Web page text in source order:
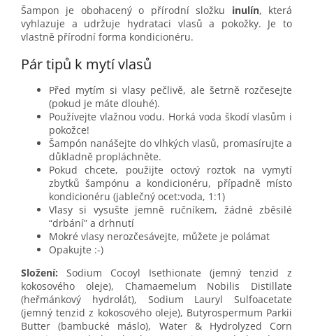
Šampon je obohacený o přírodní složku inulín, která
vyhlazuje a udržuje hydrataci vlasů a pokožky. Je to
vlastně přírodní forma kondicionéru.
Pár tipů k mytí vlasů
Před mytím si vlasy pečlivě, ale šetrně rozčesejte
(pokud je máte dlouhé).
Používejte vlažnou vodu. Horká voda škodí vlasům i
pokožce!
Šampón nanášejte do vlhkých vlasů, promasírujte a
důkladně propláchněte.
Pokud chcete, použijte octový roztok na vymytí
zbytků šampónu a kondicionéru, případně místo
kondicionéru (jablečný ocet:voda, 1:1)
Vlasy si vysušte jemně ručníkem, žádné zběsilé
“drbání” a drhnutí
Mokré vlasy nerozčesávejte, můžete je polámat
Opakujte :-)
Složení: Sodium Cocoyl Isethionate (jemný tenzid z
kokosového oleje), Chamaemelum Nobilis Distillate
(heřmánkový hydrolát), Sodium Lauryl Sulfoacetate
(jemný tenzid z kokosového oleje), Butyrospermum Parkii
Butter (bambucké máslo), Water & Hydrolyzed Corn